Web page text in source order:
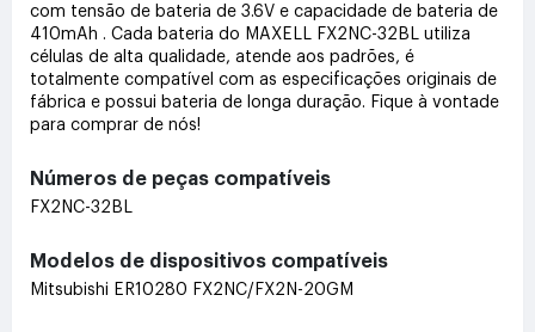
com tensão de bateria de 3.6V e capacidade de bateria de
410mAh . Cada bateria do MAXELL FX2NC-32BL utiliza
células de alta qualidade, atende aos padrões, é
totalmente compatível com as especificações originais de
fábrica e possui bateria de longa duração. Fique à vontade
para comprar de nós!
Números de peças compatíveis
FX2NC-32BL
Modelos de dispositivos compatíveis
Mitsubishi ER10280 FX2NC/FX2N-20GM